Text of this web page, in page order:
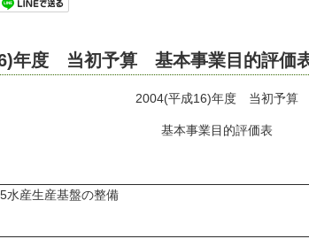
年度 当初予算 基本事業目的評価
2004(平成16)年度 当初予算
基本事業目的評価表
水産生産基盤の整備